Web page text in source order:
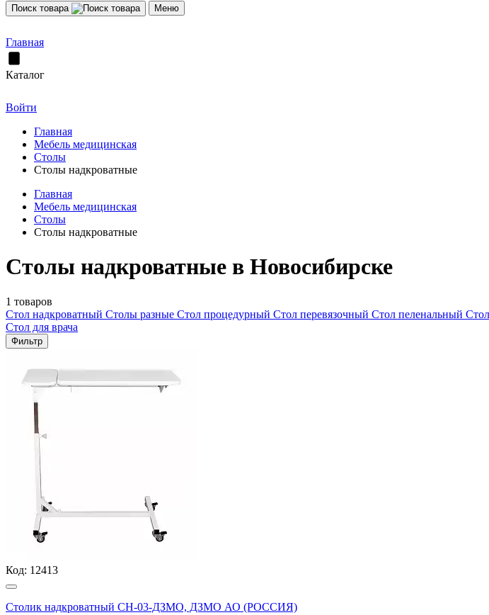
Поиск товара Меню
Главная
Каталог
Войти
Главная
Мебель медицинская
Столы
Столы надкроватные
Главная
Мебель медицинская
Столы
Столы надкроватные
Столы надкроватные в Новосибирске
1 товаров
Стол надкроватный Столы разные Стол процедурный Стол перевязочный Стол пеленальный
Стол для врача
Фильтр
Код: 12413
Столик надкроватный СН-03-ДЗМО, ДЗМО АО (РОССИЯ)